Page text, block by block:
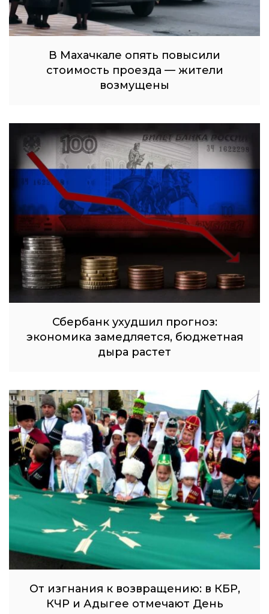
В Махачкале опять повысили
стоимость проезда — жители
возмущены
Сбербанк ухудшил прогноз:
экономика замедляется, бюджетная
дыра растет
От изгнания к возвращению: в КБР,
КЧР и Адыгее отмечают День